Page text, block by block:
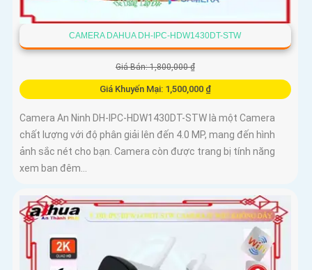
CAMERA DAHUA DH-IPC-HDW1430DT-STW
Giá Bán: 1,800,000 ₫
Giá Khuyến Mại: 1,500,000 ₫
Camera An Ninh DH-IPC-HDW1430DT-STW là một Camera
chất lượng với độ phân giải lên đến 4.0 MP, mang đến hình
ảnh sắc nét cho bạn. Camera còn được trang bị tính năng
xem ban đêm...